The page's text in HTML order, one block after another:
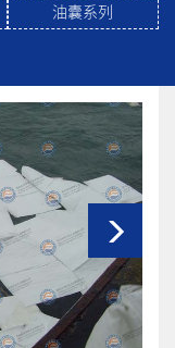
油囊系列